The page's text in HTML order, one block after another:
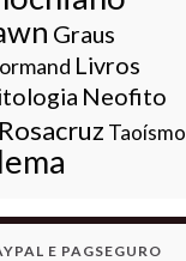
Graus
Livros
Neofito
Rosacruz Taoísmo
E PAGSEGURO